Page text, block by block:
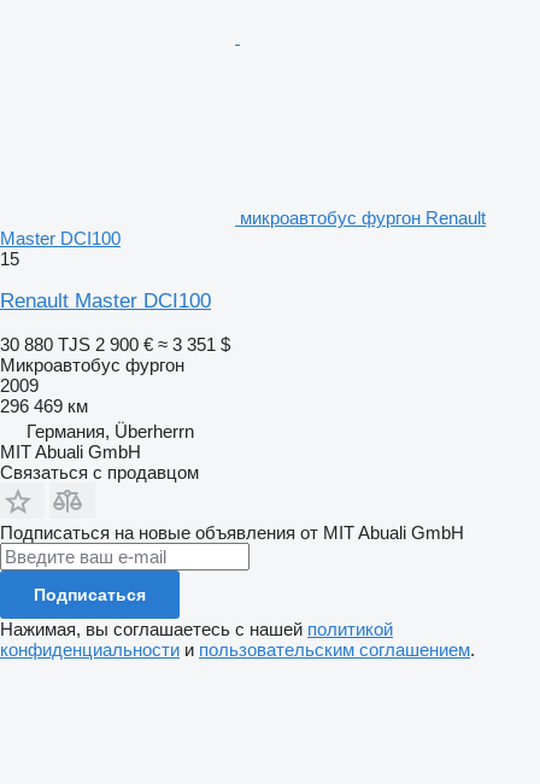
микроавтобус фургон Renault
Master DCI100
15
Renault Master DCI100
30 880 TJS 2 900 € ≈ 3 351 $
Микроавтобус фургон
2009
296 469 км
Германия, Überherrn
MIT Abuali GmbH
Связаться с продавцом
Подписаться на новые объявления от MIT Abuali GmbH
Подписаться
Нажимая, вы соглашаетесь с нашей политикой
конфиденциальности и пользовательским соглашением.